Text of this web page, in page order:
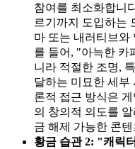
참여를 최소화합니
르기까지 도입하는
마 또는 내러티브와
를 들어, "아늑한 카
니라 적절한 조명,
달하는 미묘한 세부
론적 접근 방식은
의 창의적 의도를
금 해제 가능한 콘
황금 습관 2: "캐릭